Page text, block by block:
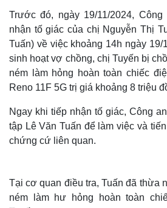
Trước đó, ngày 19/11/2024,
nhận tố giác của chị Nguyễn Thị
Tuấn) về việc khoảng 14h ngày 19/
sinh hoạt vợ chồng, chị Tuyến bị
ném làm hỏng hoàn toàn chiếc
Reno 11F 5G trị giá khoảng 8 triệu
Ngay khi tiếp nhận tố giác, Công
tập Lê Văn Tuấn để làm việc và
chứng cứ liên quan.
Tại cơ quan điều tra, Tuấn đã thừa
ném làm hư hỏng hoàn toàn